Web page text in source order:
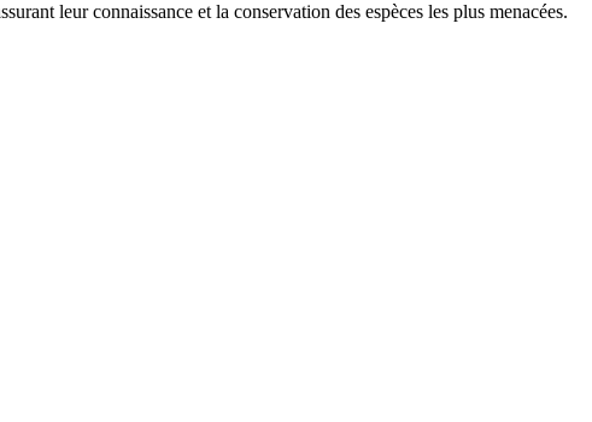
leur connaissance et la conservation des espèces les plus menacées.